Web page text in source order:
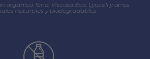
orgánico, lana, Viscosa Eco, Lyocell y otros
naturales y biodegradables